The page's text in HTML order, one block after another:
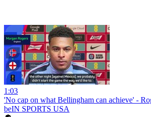
1:03
'No cap on what Bellingham can achieve' -
beIN SPORTS USA